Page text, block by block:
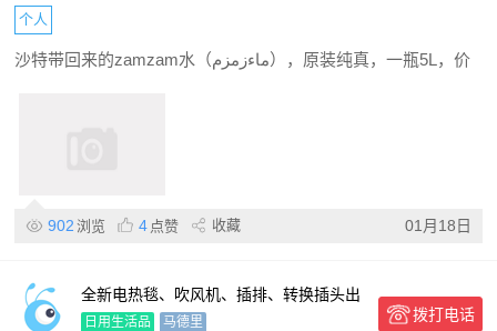
个人
沙特带回来的zamzam水（ماءزمزم），原装纯真，一瓶5L，价
902 浏览 4 点赞 收藏 01月18日
全新电热毯、吹风机、插排、转换插头出
日用生活品 马德里 拨打电话